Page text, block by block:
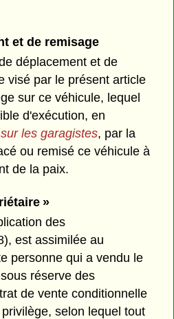
et de remisage
déplacement et de
visé par le présent article
sur ce véhicule, lequel
d'exécution, en
les garagistes, par la
ou remisé ce véhicule à
de la paix.
»
des
est assimilée au
personne qui a vendu le
réserve des
de vente conditionnelle
selon lequel tout